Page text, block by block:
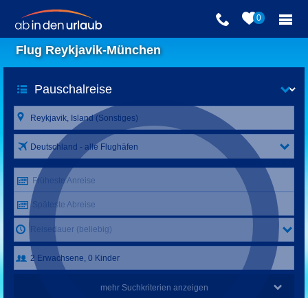
0
Flug Reykjavik-München
Deutschland - alle Flughäfen
Früheste Anreise
Späteste Abreise
Reisedauer (beliebig)
mehr Suchkriterien anzeigen